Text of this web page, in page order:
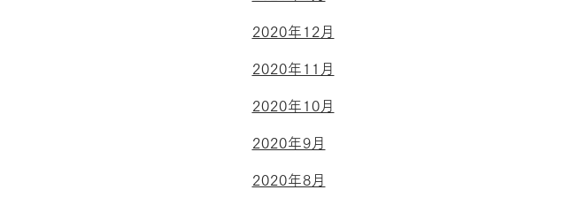
2020年12月
2020年11月
2020年10月
2020年9月
2020年8月